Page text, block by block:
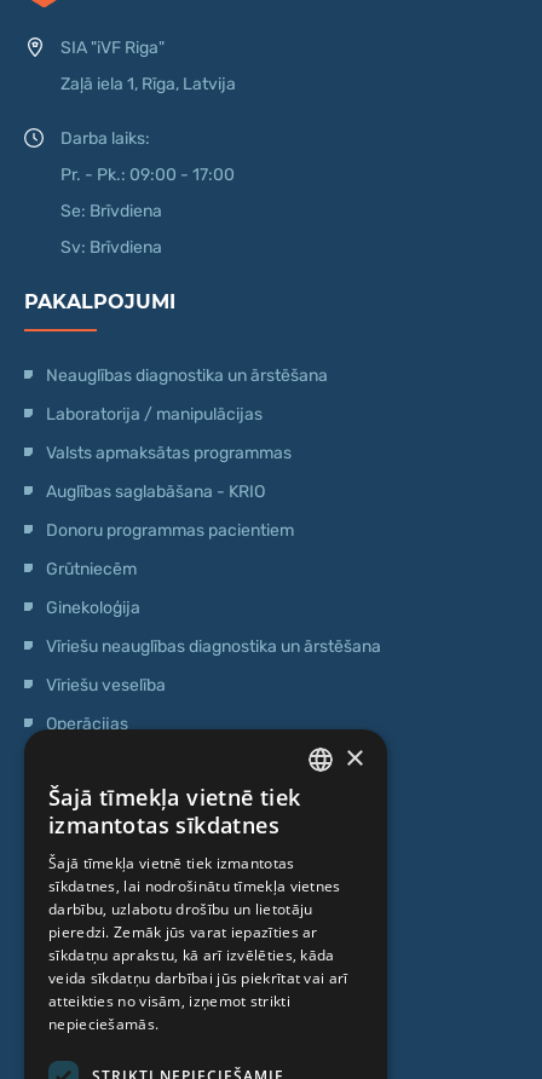
SIA "iVF Riga"
Zaļā iela 1, Rīga, Latvija
Darba laiks:
Pr. - Pk.: 09:00 - 17:00
Se: Brīvdiena
Sv: Brīvdiena
PAKALPOJUMI
Neauglības diagnostika un ārstēšana
Laboratorija / manipulācijas
Valsts apmaksātas programmas
Auglības saglabāšana - KRIO
Donoru programmas pacientiem
Grūtniecēm
Ginekoloģija
Vīriešu neauglības diagnostika un ārstēšana
Vīriešu veselība
Operācijas
Anti-age speciālista konsultācija
Ambulatorais centrs
Cilmes šūnu centrs
PAR MUMS
Kas mēs esam
LATVIAN
RUSSIAN
LITHUANIAN
NORWEGIAN
×
Šajā tīmekļa vietnē tiek
izmantotas sīkdatnes
Šajā tīmekļa vietnē tiek izmantotas
sīkdatnes, lai nodrošinātu tīmekļa vietnes
darbību, uzlabotu drošību un lietotāju
pieredzi. Zemāk jūs varat iepazīties ar
sīkdatņu aprakstu, kā arī izvēlēties, kāda
veida sīkdatņu darbībai jūs piekrītat vai arī
atteikties no visām, izņemot strikti
nepieciešamās.